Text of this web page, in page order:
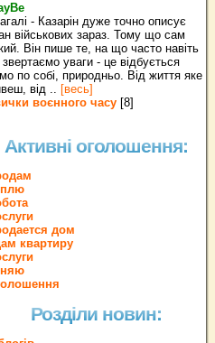
- Казарін дуже точно описує
військових зараз. Тому що сам
Він пише те, на що часто навіть
уваги - це відбується
по собі, природньо. Від життя яке
від .. [весь]
воєнного часу [8]
Активні оголошення:
дом
квартиру
Розділи новин: